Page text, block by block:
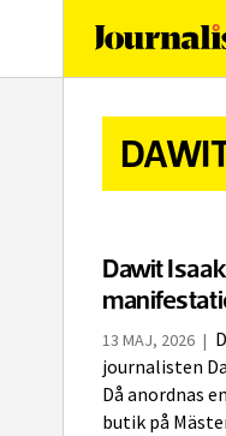
Dawit
13 MAJ, 2026 |
journalisten
Då anordnas
butik på